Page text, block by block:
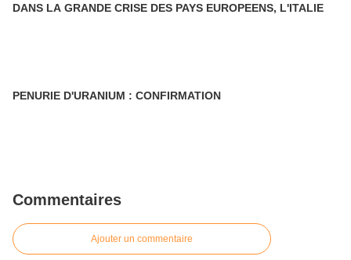
DANS LA GRANDE CRISE DES PAYS EUROPEENS, L'ITALIE
PENURIE D'URANIUM : CONFIRMATION
Commentaires
Ajouter un commentaire